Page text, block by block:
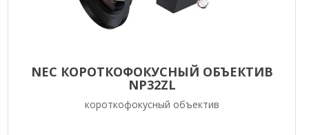
NEC КОРОТКОФОКУСНЫЙ ОБЪЕКТИВ
NP32ZL
короткофокусный объектив